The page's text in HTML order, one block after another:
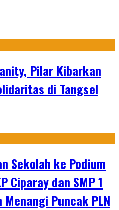
Pilar Kibarkan
di Tangsel
Sekolah ke Podium
Ciparay dan SMP 1
Puncak PLN